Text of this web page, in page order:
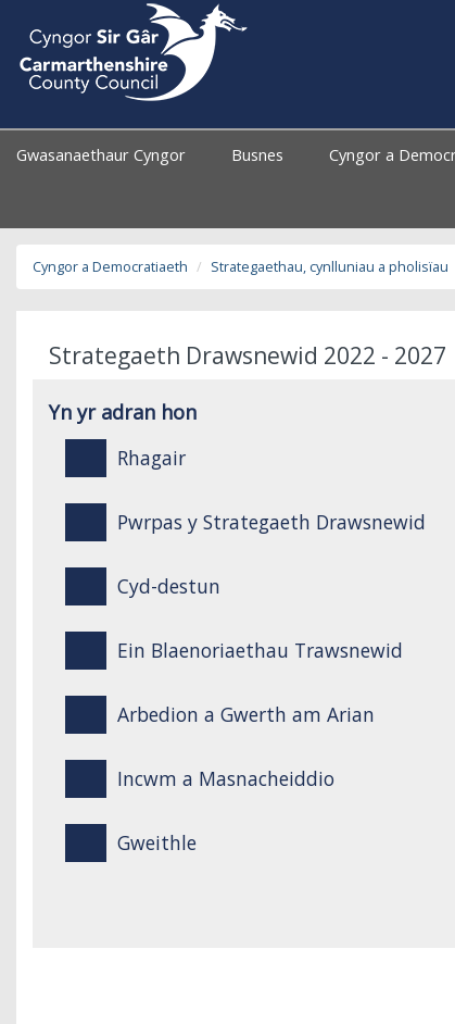
Gwasanaethaur Cyngor Busnes Cyngor a
Cyngor a Democratiaeth Strategaethau, cynlluniau a pholisïau
Strategaeth Drawsnewid 2022 - 2027
Yn yr adran hon
Rhagair
Pwrpas y Strategaeth Drawsnewid
Cyd-destun
Ein Blaenoriaethau Trawsnewid
Arbedion a Gwerth am Arian
Incwm a Masnacheiddio
Gweithle